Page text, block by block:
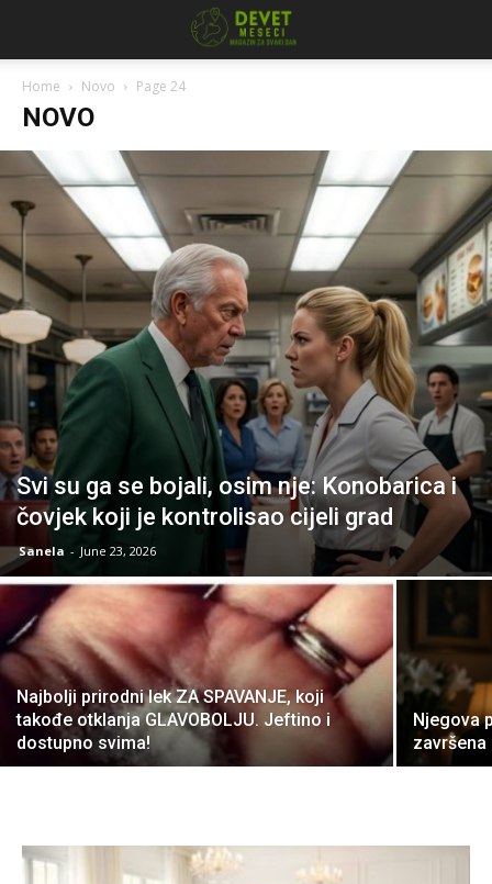
Home Novo Page 24
NOVO
Svi su ga se bojali, osim nje: Konobarica i
čovjek koji je kontrolisao cijeli grad
Sanela - June 23, 2026
Najbolji prirodni lek ZA SPAVANJE, koji
takođe otklanja GLAVOBOLJU. Jeftino i
dostupno svima!
Njegova